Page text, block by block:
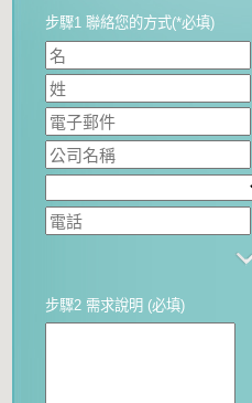
步驟1 聯絡您的方式(*必填)
步驟2 需求說明 (必填)